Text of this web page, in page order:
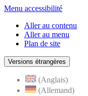
Menu accessibilité
Aller au contenu
Aller au menu
Plan de site
Versions étrangères
(Anglais)
(Allemand)